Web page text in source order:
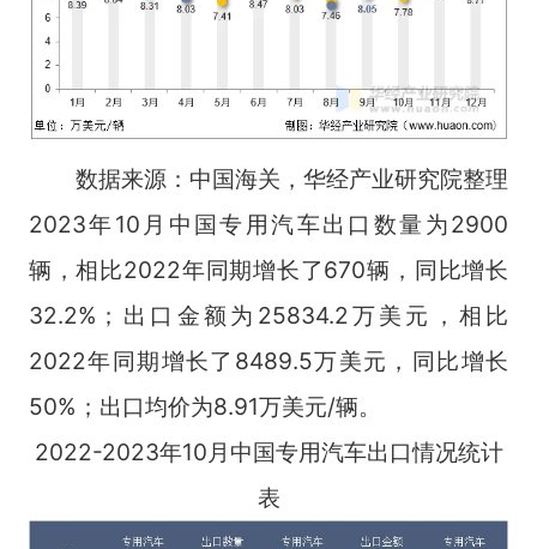
数据来源：中国海关，华经产业研究院整理
2023年10月中国专用汽车出口数量为2900
辆，相比2022年同期增长了670辆，同比增长
32.2%；出口金额为25834.2万美元，相比
2022年同期增长了8489.5万美元，同比增长
50%；出口均价为8.91万美元/辆。
2022-2023年10月中国专用汽车出口情况统计
表